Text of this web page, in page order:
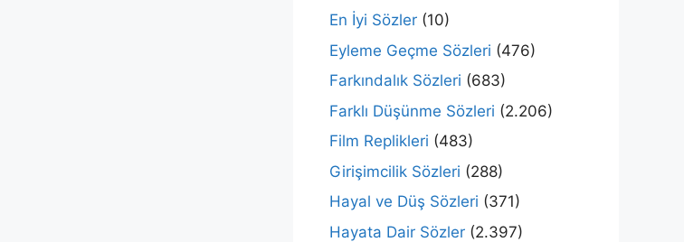
En İyi Sözler (10)
Eyleme Geçme Sözleri (476)
Farkındalık Sözleri (683)
Farklı Düşünme Sözleri (2.206)
Film Replikleri (483)
Girişimcilik Sözleri (288)
Hayal ve Düş Sözleri (371)
Hayata Dair Sözler (2.397)